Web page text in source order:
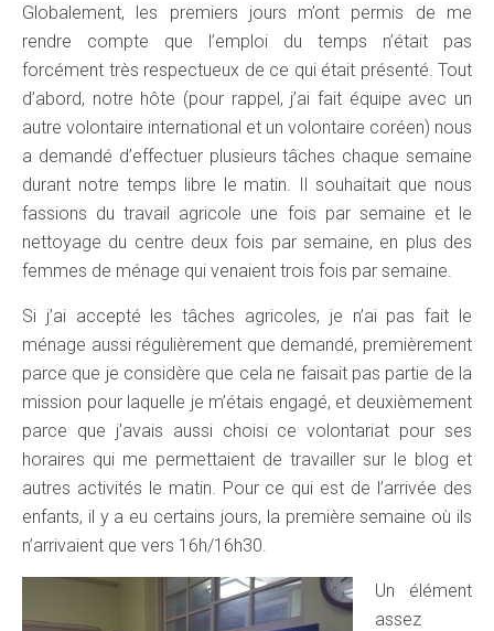
Globalement, les premiers jours m’ont permis de me
rendre compte que l’emploi du temps n’était pas
forcément très respectueux de ce qui était présenté. Tout
d’abord, notre hôte (pour rappel, j’ai fait équipe avec un
autre volontaire international et un volontaire coréen) nous
a demandé d’effectuer plusieurs tâches chaque semaine
durant notre temps libre le matin. Il souhaitait que nous
fassions du travail agricole une fois par semaine et le
nettoyage du centre deux fois par semaine, en plus des
femmes de ménage qui venaient trois fois par semaine.
Si j’ai accepté les tâches agricoles, je n’ai pas fait le
ménage aussi régulièrement que demandé, premièrement
parce que je considère que cela ne faisait pas partie de la
mission pour laquelle je m’étais engagé, et deuxièmement
parce que j’avais aussi choisi ce volontariat pour ses
horaires qui me permettaient de travailler sur le blog et
autres activités le matin. Pour ce qui est de l’arrivée des
enfants, il y a eu certains jours, la première semaine où ils
n’arrivaient que vers 16h/16h30.
Un élément
assez